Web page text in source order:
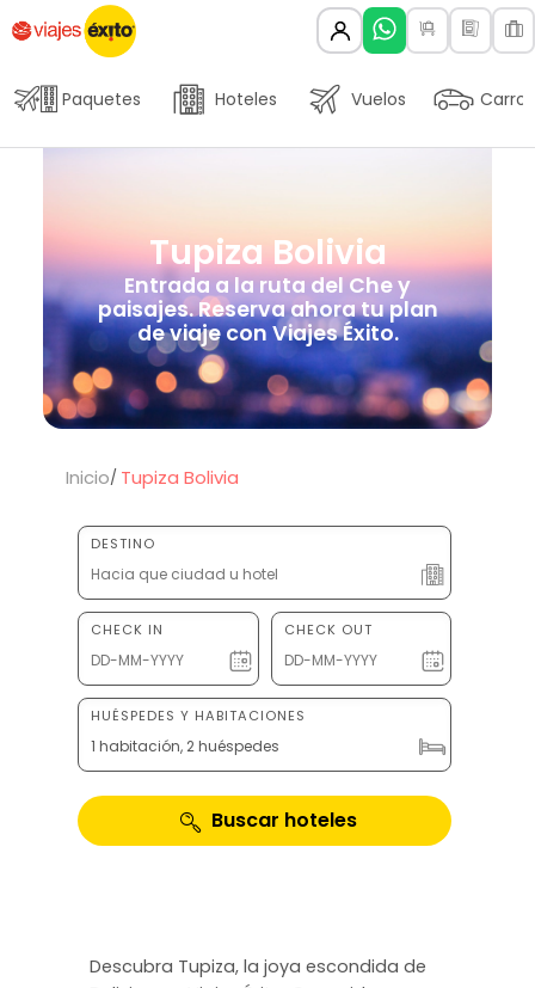
Paquetes Hoteles Vuelos Carros
Tupiza Bolivia
Entrada a la ruta del Che y
paisajes. Reserva ahora tu plan
de viaje con Viajes Éxito.
Inicio Tupiza Bolivia
DESTINO
CHECK IN CHECK OUT
HUÉSPEDES Y HABITACIONES
1 habitación, 2 huéspedes
Buscar hoteles
Descubra Tupiza, la joya escondida de